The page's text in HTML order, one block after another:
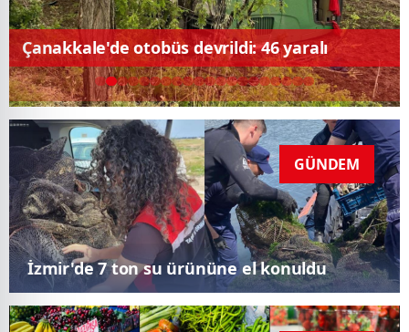
Çanakkale'de otobüs devrildi: 46 yaralı
GÜNDEM
İzmir'de 7 ton su ürününe el konuldu